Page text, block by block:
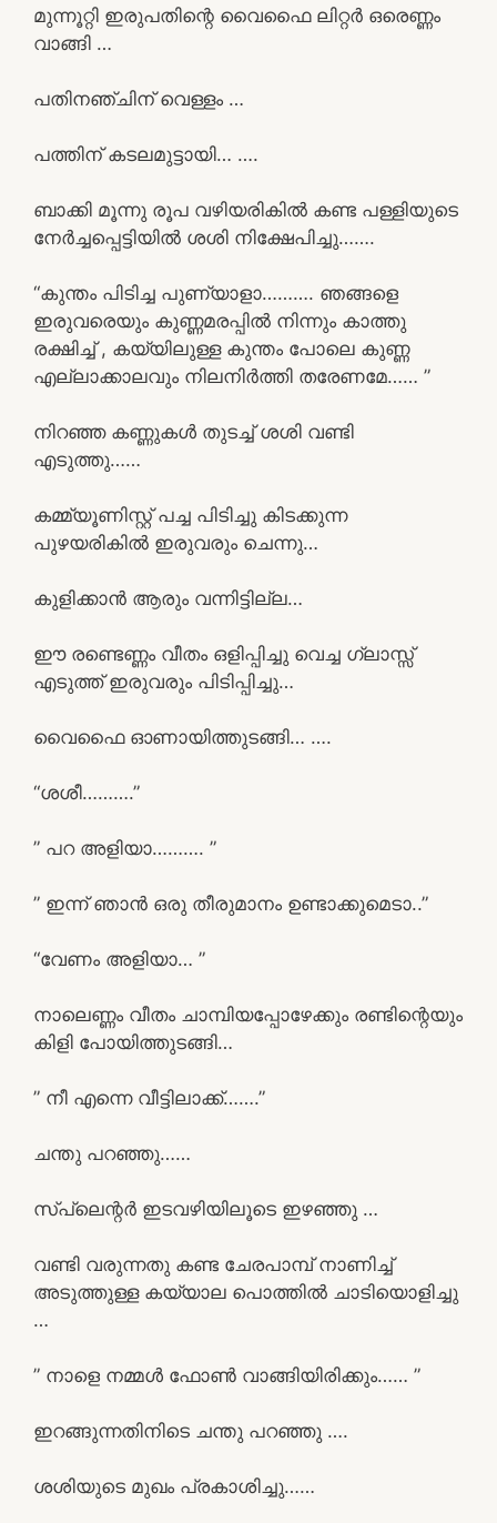
മുന്നൂറ്റി ഇരുപതിന്റെ വൈഫൈ ലിറ്റർ ഒരെണ്ണം
വാങ്ങി …
പതിനഞ്ചിന് വെള്ളം …
പത്തിന് കടലമുട്ടായി… ….
ബാക്കി മൂന്നു രൂപ വഴിയരികിൽ കണ്ട പള്ളിയുടെ
നേർച്ചപ്പെട്ടിയിൽ ശശി നിക്ഷേപിച്ചു…….
“കുന്തം പിടിച്ച പുണ്യാളാ………. ഞങ്ങളെ
ഇരുവരെയും കുണ്ണമരപ്പിൽ നിന്നും കാത്തു
രക്ഷിച്ച് , കയ്യിലുള്ള കുന്തം പോലെ കുണ്ണ
എല്ലാക്കാലവും നിലനിർത്തി തരേണമേ…… ”
നിറഞ്ഞ കണ്ണുകൾ തുടച്ച് ശശി വണ്ടി
എടുത്തു……
കമ്മ്യൂണിസ്റ്റ് പച്ച പിടിച്ചു കിടക്കുന്ന
പുഴയരികിൽ ഇരുവരും ചെന്നു…
കുളിക്കാൻ ആരും വന്നിട്ടില്ല…
ഈ രണ്ടെണ്ണം വീതം ഒളിപ്പിച്ചു വെച്ച ഗ്ലാസ്സ്
എടുത്ത് ഇരുവരും പിടിപ്പിച്ചു…
വൈഫൈ ഓണായിത്തുടങ്ങി… ….
“ശശീ……….”
” പറ അളിയാ………. ”
” ഇന്ന് ഞാൻ ഒരു തീരുമാനം ഉണ്ടാക്കുമെടാ..”
“വേണം അളിയാ… ”
നാലെണ്ണം വീതം ചാമ്പിയപ്പോഴേക്കും രണ്ടിന്റെയും
കിളി പോയിത്തുടങ്ങി…
” നീ എന്നെ വീട്ടിലാക്ക്…….”
ചന്തു പറഞ്ഞു……
സ്പ്ലെന്റർ ഇടവഴിയിലൂടെ ഇഴഞ്ഞു …
വണ്ടി വരുന്നതു കണ്ട ചേരപാമ്പ് നാണിച്ച്
അടുത്തുള്ള കയ്യാല പൊത്തിൽ ചാടിയൊളിച്ചു
…
” നാളെ നമ്മൾ ഫോൺ വാങ്ങിയിരിക്കും…… ”
ഇറങ്ങുന്നതിനിടെ ചന്തു പറഞ്ഞു ….
ശശിയുടെ മുഖം പ്രകാശിച്ചു……